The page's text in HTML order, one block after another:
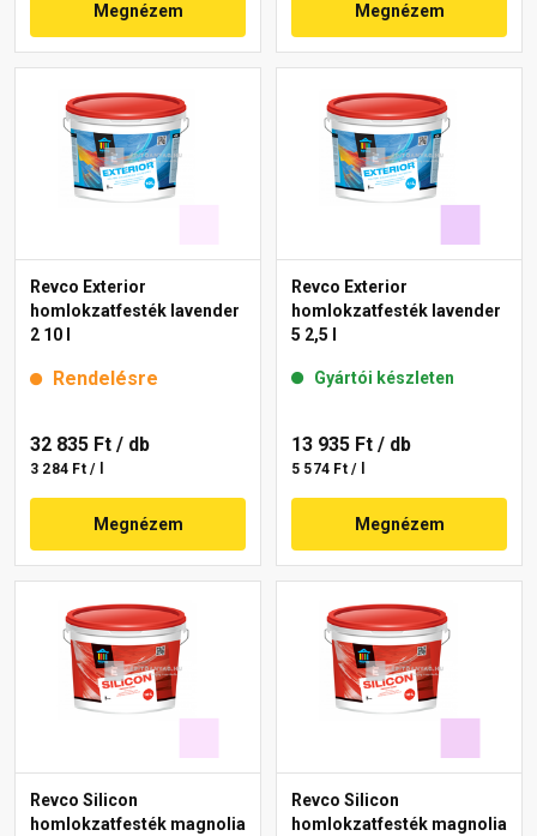
Megnézem Megnézem
Revco Exterior
homlokzatfesték lavender
2 10 l
Rendelésre
32 835 Ft / db
3 284 Ft / l
Megnézem
Revco Exterior
homlokzatfesték lavender
5 2,5 l
Gyártói készleten
13 935 Ft / db
5 574 Ft / l
Megnézem
Revco Silicon
homlokzatfesték magnolia
Revco Silicon
homlokzatfesték magnolia